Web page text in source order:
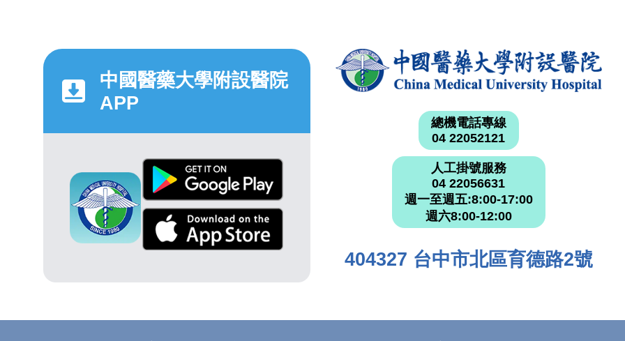
中國醫藥大學附設醫院
APP
總機電話專線
04 22052121
人工掛號服務
04 22056631
週一至週五:8:00-17:00
週六8:00-12:00
404327 台中市北區育德路2號